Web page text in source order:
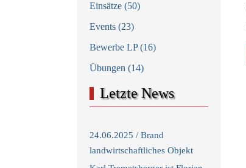
Einsätze (50)
Events (23)
Bewerbe LP (16)
Übungen (14)
Letzte News
24.06.2025 / Brand
landwirtschaftliches Objekt